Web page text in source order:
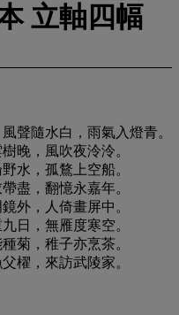
立軸四幅
聲隨水白，雨氣入燈青。
晚，風吹夜泠泠。
水，孤鶩上空船。
盡，翻憶永嘉年。
外，人倚畫屏中。
日，無雁度寒空。
菊，稚子亦烹茶。
櫂，來訪武陵家。